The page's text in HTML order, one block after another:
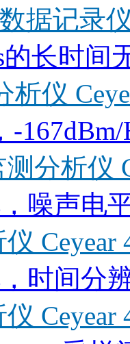
据记录
长时间
析仪
-
分析仪
噪声电
Ceyear
时间分
Ceyear